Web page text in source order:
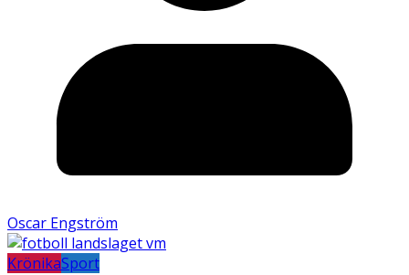
Oscar Engström
KrönikaSport